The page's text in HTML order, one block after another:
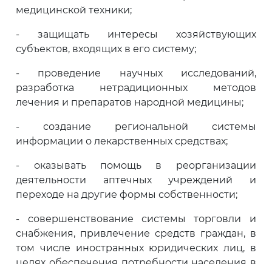
медицинской техники;
-защищать интересы хозяйствующих
субъектов, входящих в его систему;
- проведение научных исследований,
разработка нетрадиционных методов
лечения и препаратов народной медицины;
-создание региональной системы
информации о лекарственных средствах;
- оказывать помощь в реорганизации
деятельности аптечных учреждений и
переходе на другие формы собственности;
- совершенствование системы торговли и
снабжения, привлечение средств граждан, в
том числе иностранных юридических лиц, в